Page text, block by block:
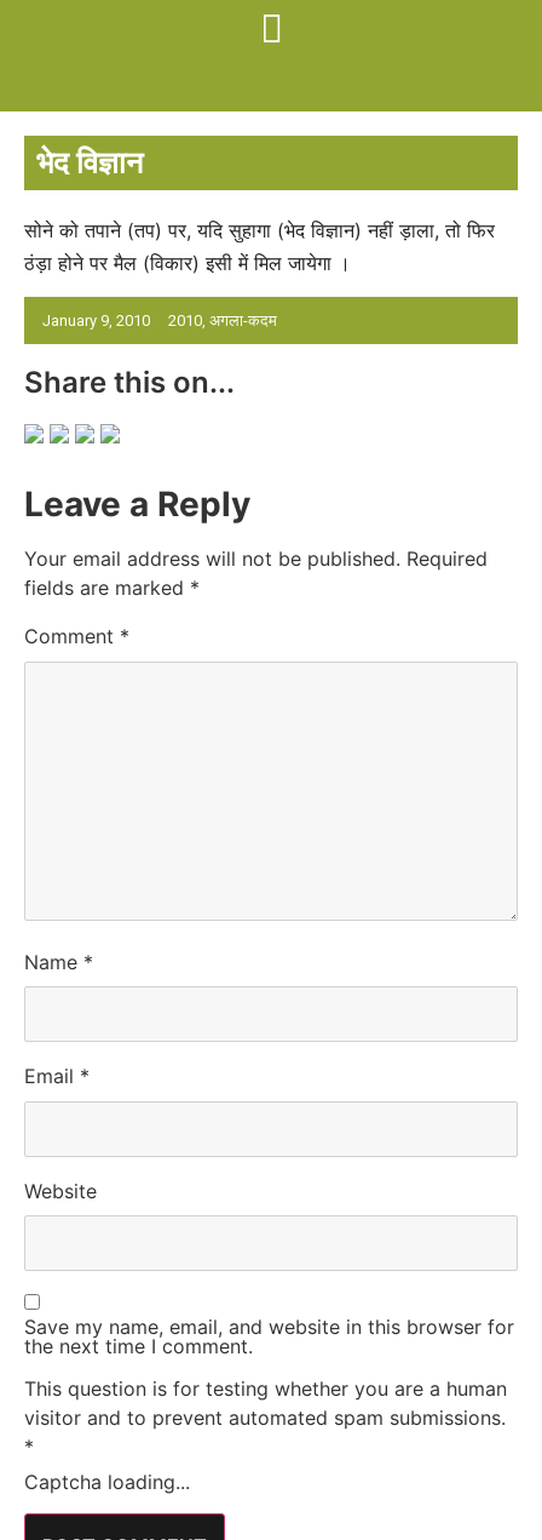
भेद विज्ञान
January 9, 2010 2010, अगला-कदम
सोने को तपाने (तप) पर, यदि सुहागा (भेद विज्ञान) नहीं ड़ाला, तो फिर
ठंड़ा होने पर मैल (विकार) इसी में मिल जायेगा ।
Share this on...
Leave a Reply
Your email address will not be published. Required
fields are marked *
Comment *
Name *
Email *
Website
Save my name, email, and website in this browser for
the next time I comment.
This question is for testing whether you are a human
visitor and to prevent automated spam submissions.
*
Captcha loading...